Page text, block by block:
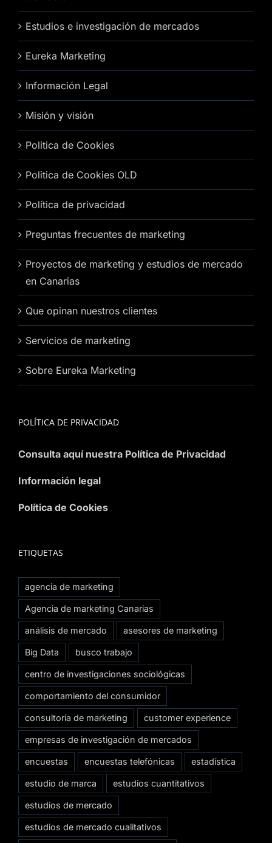
Estudios e investigación de mercados
Eureka Marketing
Información Legal
Misión y visión
Politica de Cookies
Politica de Cookies OLD
Política de privacidad
Preguntas frecuentes de marketing
Proyectos de marketing y estudios de mercado
en Canarias
Que opinan nuestros clientes
Servicios de marketing
Sobre Eureka Marketing
POLÍTICA DE PRIVACIDAD
Consulta aquí nuestra Política de Privacidad
Información legal
Política de Cookies
ETIQUETAS
agencia de marketing
Agencia de marketing Canarias
análisis de mercado asesores de marketing
Big Data busco trabajo
centro de investigaciones sociológicas
comportamiento del consumidor
consultoría de marketing customer experience
empresas de investigación de mercados
encuestas encuestas telefónicas estadística
estudio de marca estudios cuantitativos
estudios de mercado
estudios de mercado cualitativos